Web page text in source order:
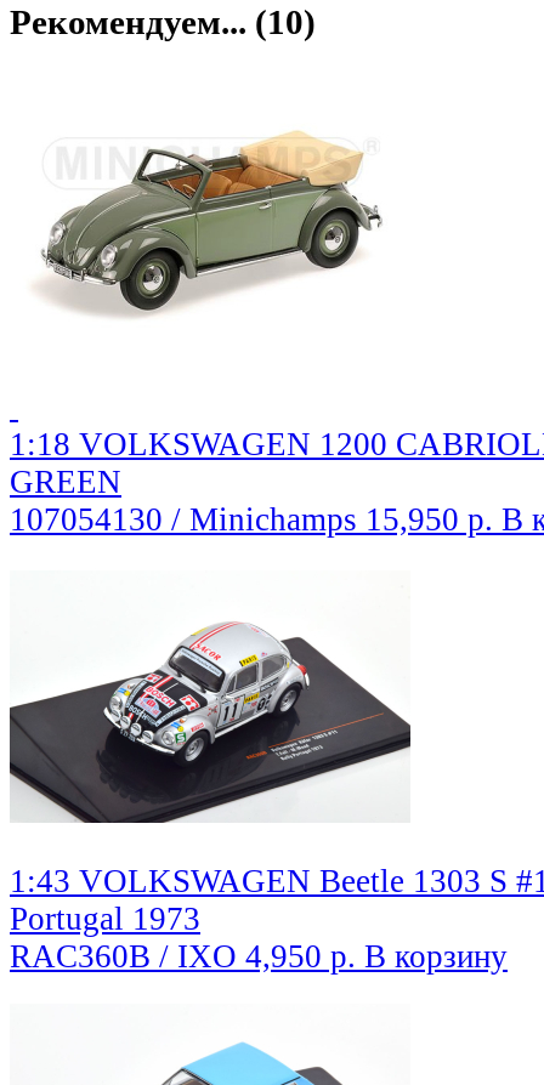
Рекомендуем... (10)
1:18 VOLKSWAGEN 1200
GREEN
107054130 / Minichamps 15,950 р. В
1:43 VOLKSWAGEN Beetle 1303 S
Portugal 1973
RAC360B / IXO 4,950 р. В корзину